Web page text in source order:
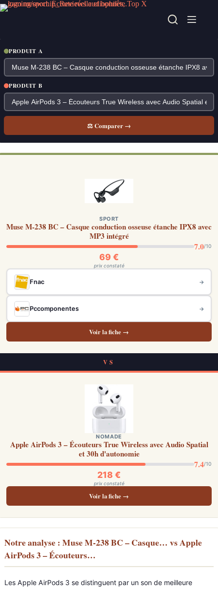
Passer
au
PRODUIT A
PRODUIT B
⚖ Comparer →
SPORT
Muse M-238 BC – Casque conduction osseuse étanche IPX8 avec
MP3 intégré
7.0/10
69 €
prix constaté
Fnac →
Pccomponentes →
Voir la fiche →
VS
NOMADE
Apple AirPods 3 – Écouteurs True Wireless avec Audio Spatial
et 30h d'autonomie
7.4/10
218 €
prix constaté
Voir la fiche →
Notre analyse : Muse M-238 BC – Casque… vs Apple
AirPods 3 – Écouteurs…
Les Apple AirPods 3 se distinguent par un son de meilleure